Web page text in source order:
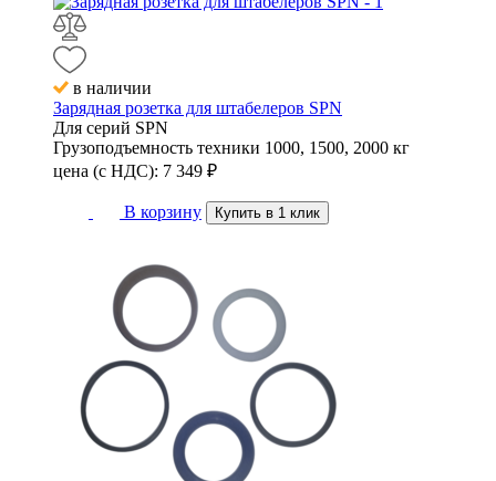
в наличии
Зарядная розетка для штабелеров SPN
Для серий SPN
Грузоподъемность техники 1000, 1500, 2000 кг
цена (с НДС): 7 349 ₽
В корзину Купить в 1 клик